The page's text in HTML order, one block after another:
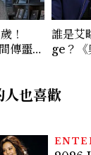
！
傳噩
誰是艾
ge？《
事
人也喜歡